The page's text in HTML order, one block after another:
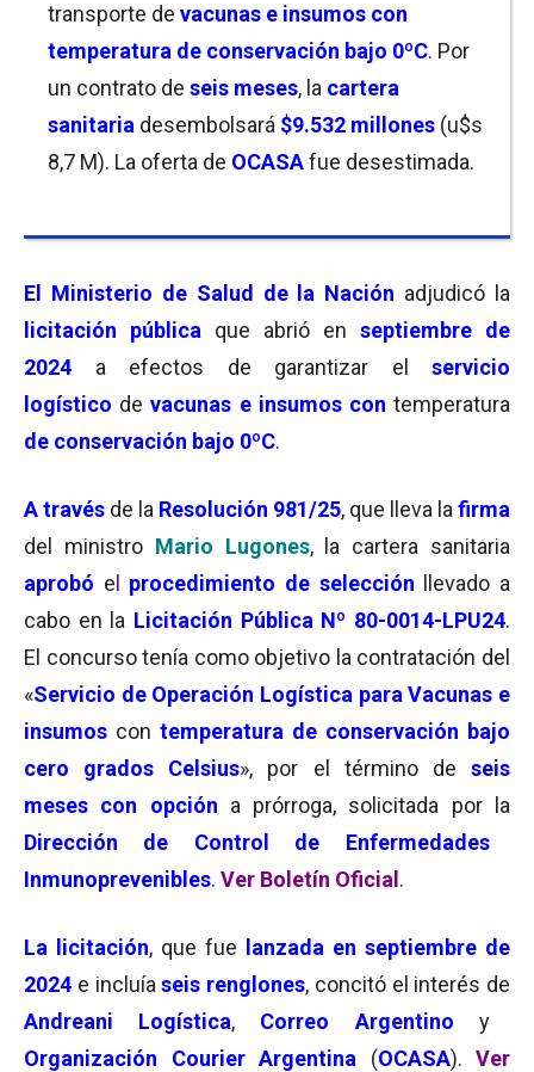
transporte de vacunas e insumos con
temperatura de conservación bajo 0ºC. Por
un contrato de seis meses, la cartera
sanitaria desembolsará $9.532 millones (u$s
8,7 M). La oferta de OCASAfue desestimada.
El Ministerio de Salud de la Nación adjudicó la
licitación pública que abrió en septiembre de
2024 a efectos de garantizar el servicio
logístico devacunas e insumos con temperatura
de conservación bajo 0ºC.
A través de la Resolución 981/25, que lleva la firma
del ministro Mario Lugones, la cartera sanitaria
aprobó e procedimiento de selección
llevado a
cabo en la Licitación Pública Nº 80-0014-LPU24.
El concurso tenía como objetivo la contratación del
«Servicio de Operación Logística para Vacunas e
insumos con temperatura de conservación bajo
cero grados Celsius», por el término de seis
meses con opción a prórroga, solicitada por la
Dirección de Control de Enfermedades
Inmunoprevenibles. Ver Boletín Oficial .
La licitación, que fue
lanzada en septiembre de
2024 e incluía seis renglones, concitó el interés de
Andreani Logística, Correo Argentino
y
Organización Courier Argentina (OCASA). Ver